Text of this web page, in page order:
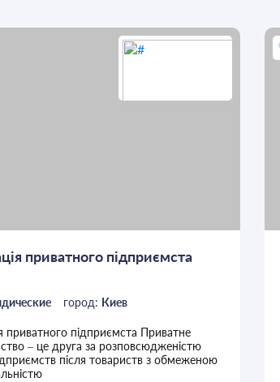
приватного підприємста
город: Киев
приватного підприємста Приватне
– це друга за розповсюдженістю
після товариств з обмеженою